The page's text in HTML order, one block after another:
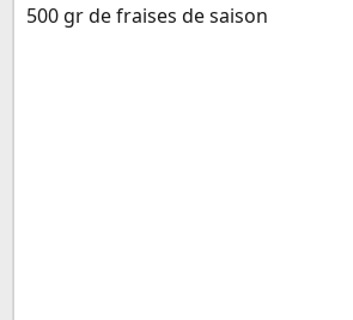
500 gr de fraises de saison